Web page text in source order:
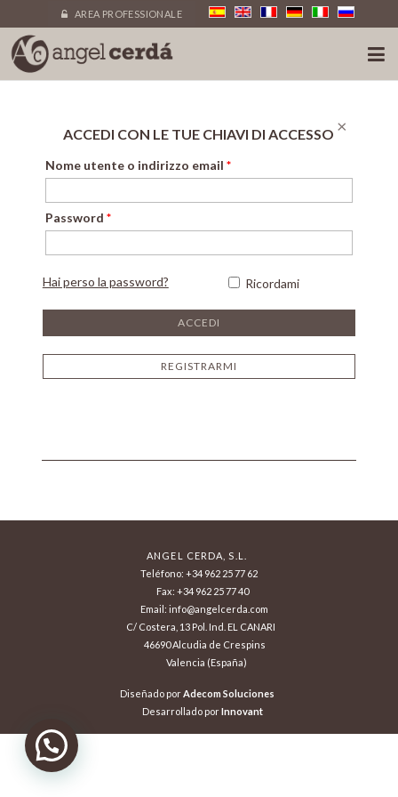
AREA PROFESSIONALE
ACCEDI CON LE TUE CHIAVI DI ACCESSO
Nome utente o indirizzo email *
Password *
Hai perso la password? Ricordami
REGISTRARMI
×
ANGEL CERDA, S.L.
Teléfono: +34 962 25 77 62
Fax: +34 962 25 77 40
Email: info@angelcerda.com
C/ Costera, 13 Pol. Ind. EL CANARI
46690 Alcudia de Crespins
Valencia (España)
Diseñado porAdecom Soluciones
Desarrollado porInnovant